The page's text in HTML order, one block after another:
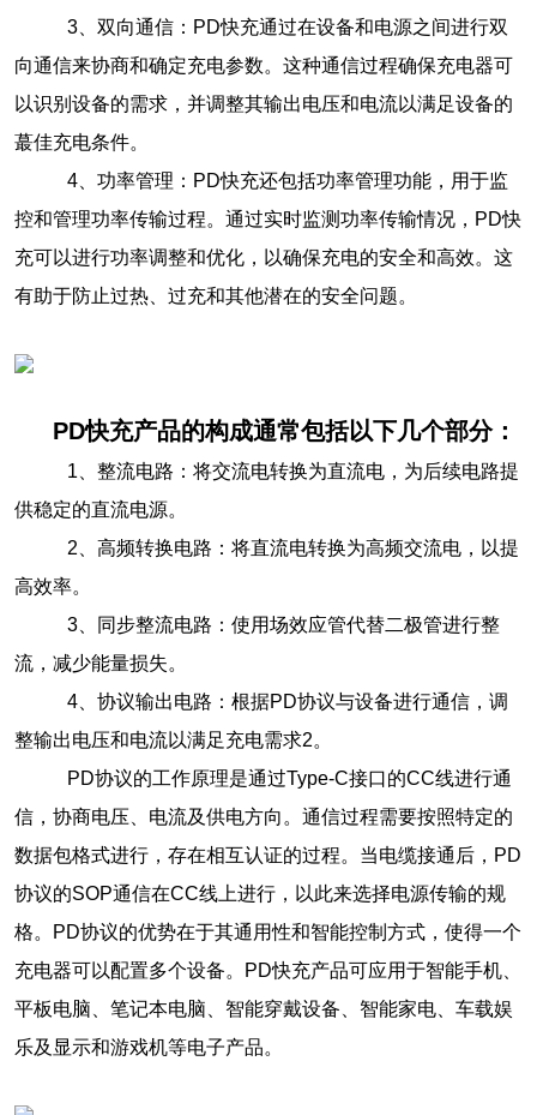
3、双向通信‌：PD快充通过在设备和电源之间进行双
向通信来协商和确定充电参数。这种通信过程确保充电器可
以识别设备的需求，并调整其输出电压和电流以满足设备的
蕞佳充电条件‌。
4、功率管理‌：PD快充还包括功率管理功能，用于监
控和管理功率传输过程。通过实时监测功率传输情况，PD快
充可以进行功率调整和优化，以确保充电的安全和高效。这
有助于防止过热、过充和其他潜在的安全问题‌。
PD快充产品的构成通常包括以下几个部分‌：
1‌、整流电路‌：将交流电转换为直流电，为后续电路提
供稳定的直流电源。
2、‌高频转换电路‌：将直流电转换为高频交流电，以提
高效率。
3、同步整流电路‌：使用场效应管代替二极管进行整
流，减少能量损失。
4、协议输出电路‌：根据PD协议与设备进行通信，调
整输出电压和电流以满足充电需求‌2。
‌ PD协议的工作原理‌是通过Type-C接口的CC线进行通
信，协商电压、电流及供电方向。通信过程需要按照特定的
数据包格式进行，存在相互认证的过程。当电缆接通后，PD
协议的SOP通信在CC线上进行，以此来选择电源传输的规
格。PD协议的优势在于其通用性和智能控制方式，使得一个
充电器可以配置多个设备‌。PD快充产品可应用于智能手机、
平板电脑、笔记本电脑、智能穿戴设备、智能家电、车载娱
乐及显示和游戏机等电子产品。